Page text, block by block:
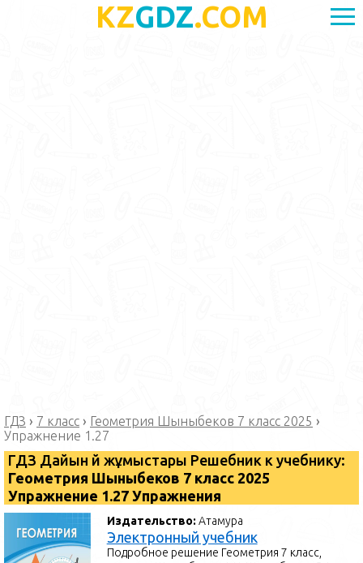
KZGDZ.COM
ГДЗ › 7 класс › Геометрия Шыныбеков 7 класс 2025 ›
Упражнение 1.27
ГДЗ Дайын үй жұмыстары Решебник к учебнику:
Геометрия Шыныбеков 7 класс 2025
Упражнение 1.27 Упражнения
Издательство:Атамура
Электронный учебник
Подробное решение Геометрия 7 класс,